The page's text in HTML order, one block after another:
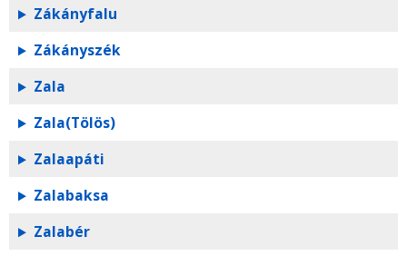
Zákányfalu
Zákányszék
Zala
Zala(Tölös)
Zalaapáti
Zalabaksa
Zalabér